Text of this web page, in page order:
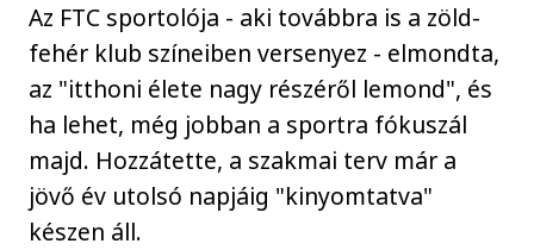
Az FTC sportolója - aki továbbra is a zöld-
fehér klub színeiben versenyez - elmondta,
az "itthoni élete nagy részéről lemond", és
ha lehet, még jobban a sportra fókuszál
majd. Hozzátette, a szakmai terv már a
jövő év utolsó napjáig "kinyomtatva"
készen áll.